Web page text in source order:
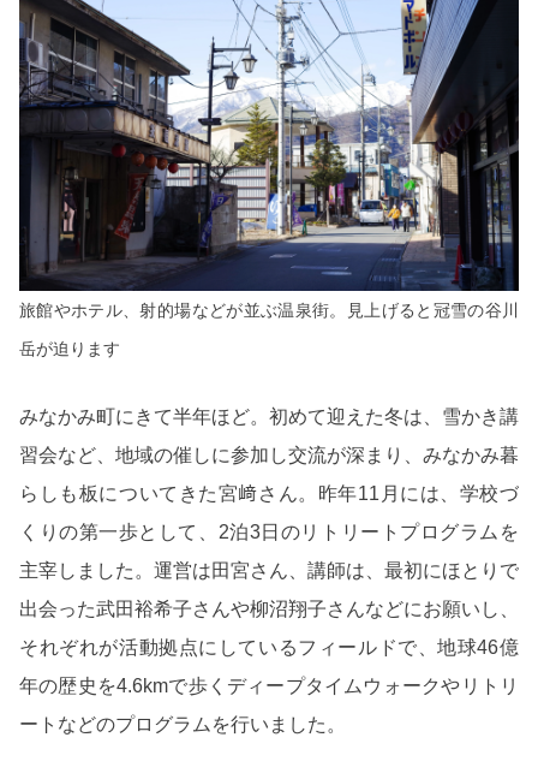
旅館やホテル、射的場などが並ぶ温泉街。見上げると冠雪の谷川
岳が迫ります
みなかみ町にきて半年ほど。初めて迎えた冬は、雪かき講
習会など、地域の催しに参加し交流が深まり、みなかみ暮
らしも板についてきた宮﨑さん。昨年11月には、学校づ
くりの第一歩として、2泊3日のリトリートプログラムを
主宰しました。運営は田宮さん、講師は、最初にほとりで
出会った武田裕希子さんや柳沼翔子さんなどにお願いし、
それぞれが活動拠点にしているフィールドで、地球46億
年の歴史を4.6kmで歩くディープタイムウォークやリトリ
ートなどのプログラムを行いました。